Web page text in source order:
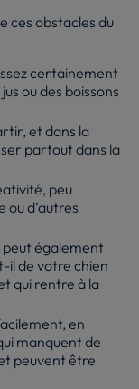
ces obstacles du
certainement
ou des boissons
et dans la
partout dans la
peu
ou d’autres
peut également
il de votre chien
qui rentre à la
en
manquent de
peuvent être